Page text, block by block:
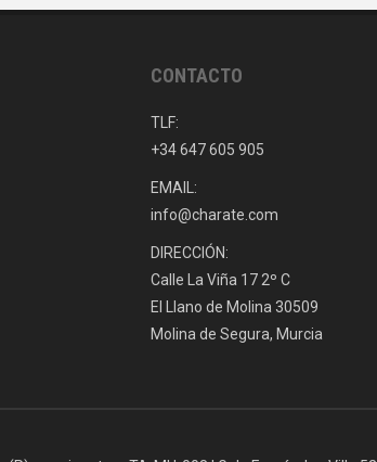
CONTACTO
TLF:
+34 647 605 905
EMAIL:
info@charate.com
DIRECCIÓN:
Calle La Viña 17 2º C
El Llano de Molina 30509
Molina de Segura, Murcia